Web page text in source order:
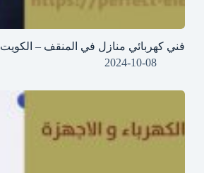
فني كهربائي منازل في المنقف – الكويت
2024-10-08